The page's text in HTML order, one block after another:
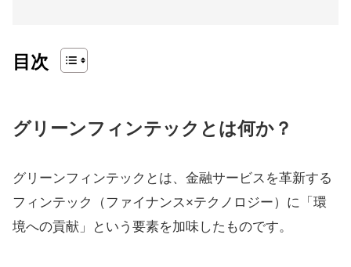
目次
グリーンフィンテックとは何か？
グリーンフィンテックとは、金融サービスを革新する
フィンテック（ファイナンス×テクノロジー）に「環
境への貢献」という要素を加味したものです。